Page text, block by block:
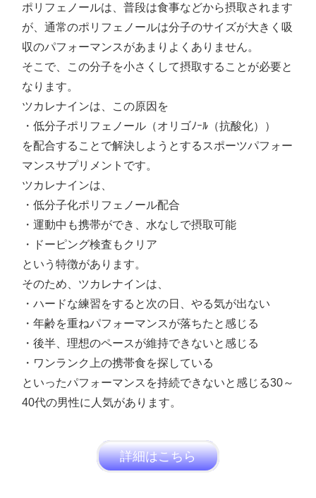
ポリフェノールは、普段は食事などから摂取されます
が、通常のポリフェノールは分子のサイズが大きく吸
収のパフォーマンスがあまりよくありません。
そこで、この分子を小さくして摂取することが必要と
なります。
ツカレナインは、この原因を
・低分子ポリフェノール（オリゴﾉｰﾙ（抗酸化））
を配合することで解決しようとするスポーツパフォー
マンスサプリメントです。
ツカレナインは、
・低分子化ポリフェノール配合
・運動中も携帯ができ、水なしで摂取可能
・ドーピング検査もクリア
という特徴があります。
そのため、ツカレナインは、
・ハードな練習をすると次の日、やる気が出ない
・年齢を重ねパフォーマンスが落ちたと感じる
・後半、理想のペースが維持できないと感じる
・ワンランク上の携帯食を探している
といったパフォーマンスを持続できないと感じる30～
40代の男性に人気があります。
詳細はこちら